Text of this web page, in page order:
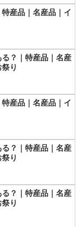
産品｜名産品｜イ
？｜特産品｜名産
り
産品｜名産品｜イ
？｜特産品｜名産
り
？｜特産品｜名産
り